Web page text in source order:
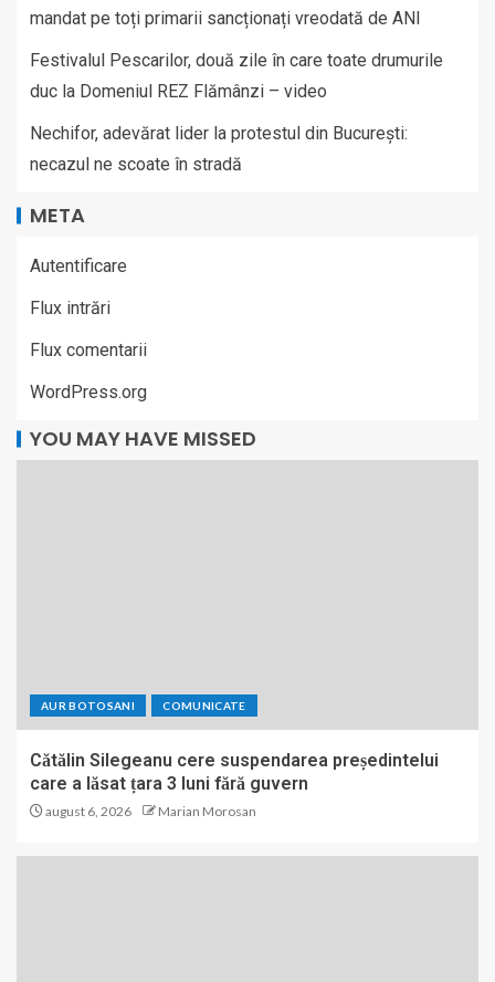
mandat pe toți primarii sancționați vreodată de ANI
Festivalul Pescarilor, două zile în care toate drumurile
duc la Domeniul REZ Flămânzi – video
Nechifor, adevărat lider la protestul din București:
necazul ne scoate în stradă
META
Autentificare
Flux intrări
Flux comentarii
WordPress.org
YOU MAY HAVE MISSED
AUR BOTOSANI COMUNICATE
Cătălin Silegeanu cere suspendarea președintelui
care a lăsat țara 3 luni fără guvern
august 6, 2026 Marian Morosan